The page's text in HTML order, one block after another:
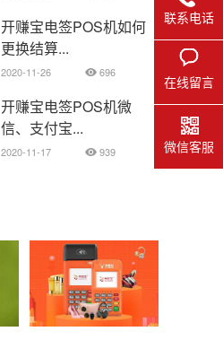
开赚宝电签POS机如何
更换结算...
2020-11-26 696
开赚宝电签POS机微
信、支付宝...
2020-11-17 939
联系电话
在线留言
微信客服